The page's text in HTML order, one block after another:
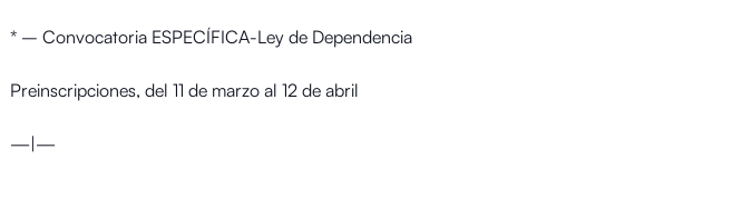
* – Convocatoria ESPECÍFICA-Ley de Dependencia
Preinscripciones, del 11 de marzo al 12 de abril
—|—